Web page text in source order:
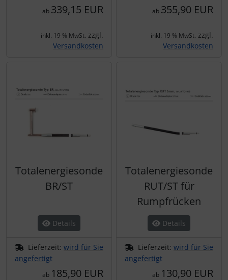
ab 339,15 EUR
inkl. 19 % MwSt. zzgl.
Versandkosten
ab 355,90 EUR
inkl. 19 % MwSt. zzgl.
Versandkosten
Totalenergiesonde
BR/ST
Details
Lieferzeit: wird für Sie
angefertigt
ab 185,90 EUR
Totalenergiesonde
RUT/ST für
Rumpfrücken
Details
Lieferzeit: wird für Sie
angefertigt
ab 130,90 EUR